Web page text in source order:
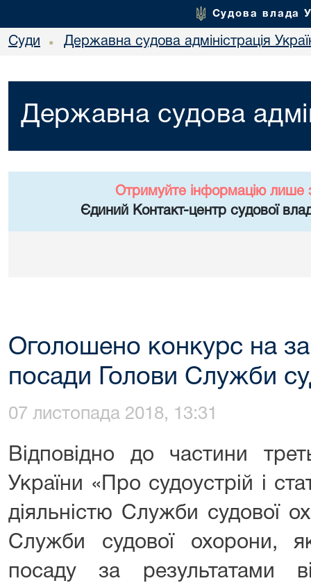
Судова влада
Суди • Державна судова адміністрація
Державна судова
Отримуйте інформацію лише
Єдиний Контакт-центр судової
Оголошено конкурс на
посади Голови Служби
07 листопада 2018, 13:31
Відповідно до частини
України «Про судоустрій і
діяльністю Служби судової
Служби судової охорони,
посаду за результатами